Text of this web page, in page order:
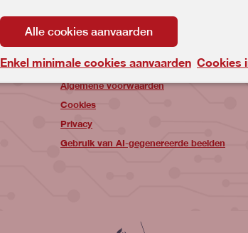
Site links
Opleidingen
Social Media
Algemene voorwaarden
Cookies
Privacy
Gebruik van AI-gegenereerde beelden
Alle cookies aanvaarden
Enkel minimale cookies aanvaarden Cookies